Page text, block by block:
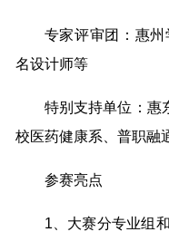
专家评审团：惠
名设计师等
特别支持单位：惠
校医药健康系、普职融
参赛亮点
1、大赛分专业组